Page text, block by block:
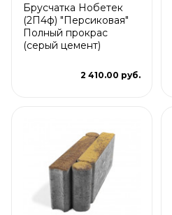
Брусчатка Нобетек
(2П4ф) "Персиковая"
Полный прокрас
(серый цемент)
2 410.00 руб.